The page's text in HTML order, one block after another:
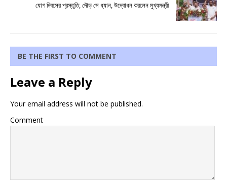
যোগ দিবসের প্রস্তুতি, দৌড় সে ধ্যান, উদ্বোধন করলেন মুখ্যমন্ত্রী
BE THE FIRST TO COMMENT
Leave a Reply
Your email address will not be published.
Comment